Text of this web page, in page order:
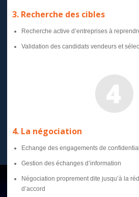
3. Recherche des cibles
Recherche active d’entreprises à
Validation des candidats vendeurs et
4. La négociation
Echange des engagements de
Gestion des échanges d’information
Négociation proprement dite jusqu’à la
d’accord